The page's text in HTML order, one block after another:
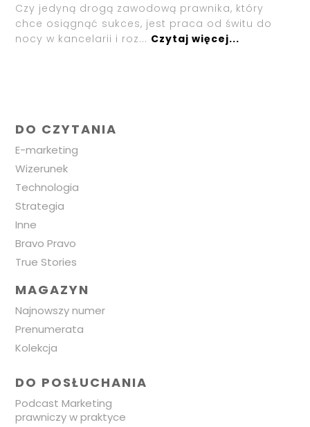
Czy jedyną drogą zawodową prawnika, który
chce osiągnąć sukces, jest praca od świtu do
nocy w kancelarii i roz... Czytaj więcej...
DO CZYTANIA
E-marketing
Wizerunek
Technologia
Strategia
Inne
Bravo Pravo
True Stories
MAGAZYN
Najnowszy numer
Prenumerata
Kolekcja
DO POSŁUCHANIA
Podcast Marketing
prawniczy w praktyce